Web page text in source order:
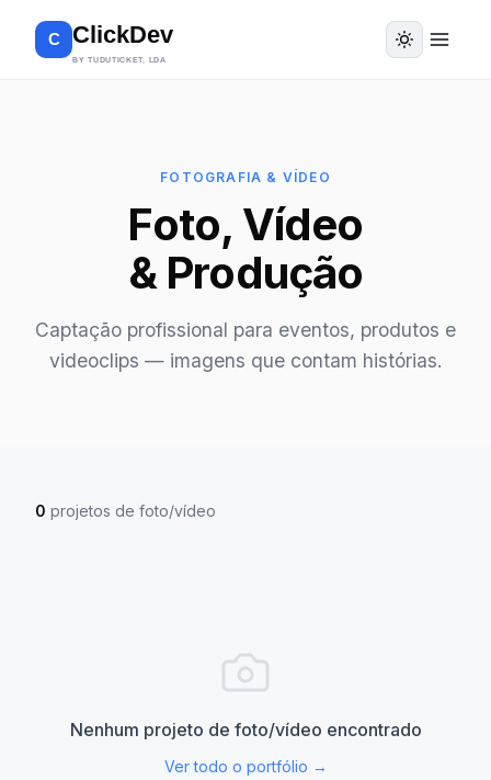
C ClickDev
BY TUDUTICKET, LDA
FOTOGRAFIA & VÍDEO
Foto, Vídeo
& Produção
Captação profissional para eventos, produtos e
videoclips — imagens que contam histórias.
0 projetos de foto/vídeo
Nenhum projeto de foto/vídeo encontrado
Ver todo o portfólio →